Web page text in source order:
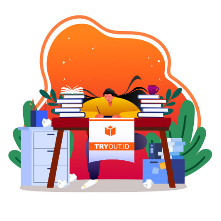
atau ditolak, sebelum dokumen benar-benar
diajukan.5. Proses Cepat, Aman, dan
TransparanSemua dokumen ditangani secara
profesional dan dijaga kerahasiaannya. Kamu
juga akan mendapatkan update rutin selama
proses berlangsung.6. Telah Dipercaya oleh
25.000+ TravelerDengan approval rate 99%,
GoVisa menjadi salah satu penyedia layanan visa
paling terpercaya di Indonesia.Mengapa GoVisa
Adalah Pilihan Terbaik?GoVisa bukan hanya
membantu untuk visa Amerika Serikat, tapi juga
untuk visa ke negara lain seperti:JepangKorea
SelatanUK (Inggris)KanadaAustraliaChinaEropa
(Visa Schengen)Dengan layanan end-to-end,
kamu tidak hanya mendapatkan panduan teknis,
tetapi juga dukungan strategis yang personal
masing manfaat vital, umpamanya
mendapatkan masalah dalam menyaring
beberapa sel darah merah, menurunkann jumlah
beberapa sel sehat dalam aliran darah juga
sampai mengakibatkan kerusakan organ lain.
Komplikasi lain yang punya potensi berlangsung
bila limpa alami pembengkakan seperti : 1.
Infeksi, hal semacam ini lantaran limpa yang
membengkak bakal menurunkan jumlah sel
darah merah yang sehat, trombosit serta sel
darah putih dalam aliran darah, hingga gampang
terkena infeksi. 2. Menderita anemia serta
menambah terjadinya perdarahan. 3. Limpa
pecah, limpa yang sehat condong gampang
rusak terlebih dalam kecelakaan mobil. Namun